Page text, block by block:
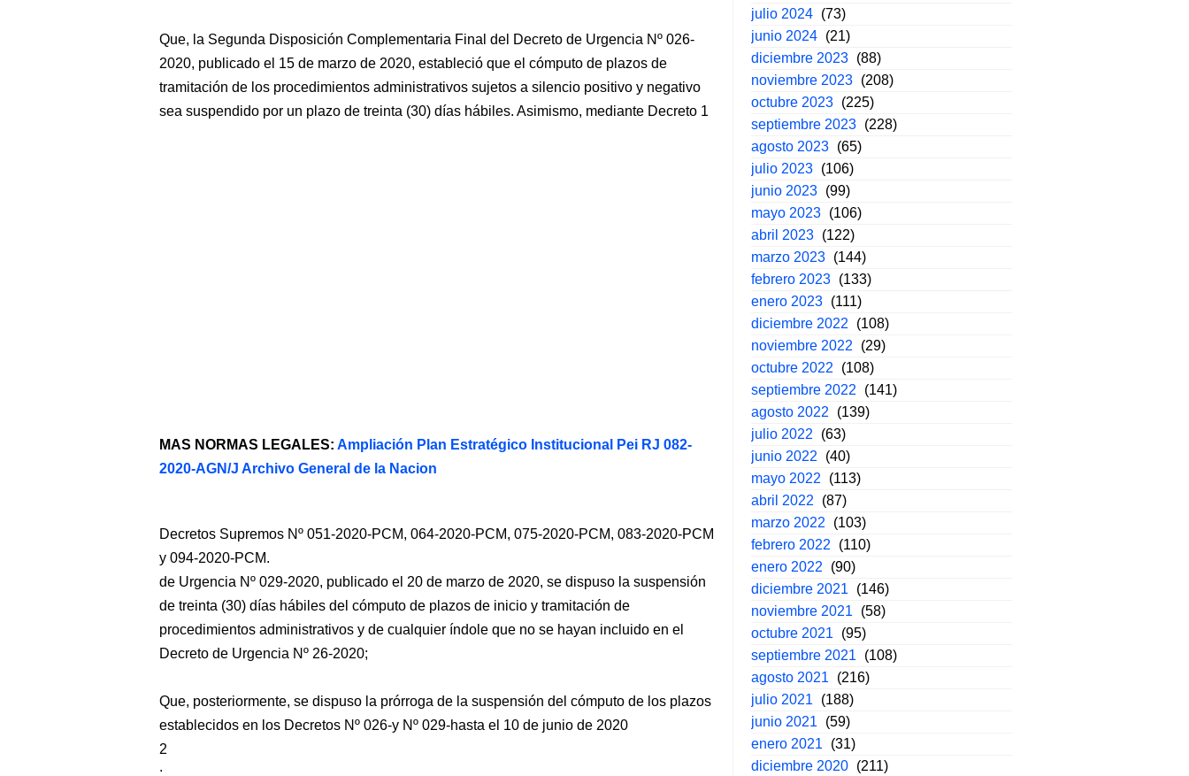
Que, la Segunda Disposición Complementaria Final del Decreto de Urgencia Nº 026-
2020, publicado el 15 de marzo de 2020, estableció que el cómputo de plazos de
tramitación de los procedimientos administrativos sujetos a silencio positivo y negativo
sea suspendido por un plazo de treinta (30) días hábiles. Asimismo, mediante Decreto 1
MAS NORMAS LEGALES: Ampliación Plan Estratégico Institucional Pei RJ 082-
2020-AGN/J Archivo General de la Nacion
Decretos Supremos Nº 051-2020-PCM, 064-2020-PCM, 075-2020-PCM, 083-2020-PCM
y 094-2020-PCM.
de Urgencia Nº 029-2020, publicado el 20 de marzo de 2020, se dispuso la suspensión
de treinta (30) días hábiles del cómputo de plazos de inicio y tramitación de
procedimientos administrativos y de cualquier índole que no se hayan incluido en el
Decreto de Urgencia Nº 26-2020;
Que, posteriormente, se dispuso la prórroga de la suspensión del cómputo de los plazos
establecidos en los Decretos Nº 026-y Nº 029-hasta el 10 de junio de 2020
2
;
julio 2024 (73)
junio 2024 (21)
diciembre 2023 (88)
noviembre 2023 (208)
octubre 2023 (225)
septiembre 2023 (228)
agosto 2023 (65)
julio 2023 (106)
junio 2023 (99)
mayo 2023 (106)
abril 2023 (122)
marzo 2023 (144)
febrero 2023 (133)
enero 2023 (111)
diciembre 2022
(108)
noviembre 2022
(29)
octubre 2022
(108)
septiembre 2022
(141)
agosto 2022
(139)
julio 2022
(63)
junio 2022
(40)
mayo 2022
(113)
abril 2022
(87)
marzo 2022
(103)
febrero 2022
(110)
enero 2022
(90)
diciembre 2021
(146)
noviembre 2021
(58)
octubre 2021
(95)
septiembre 2021
(108)
agosto 2021
(216)
julio 2021
(188)
junio 2021
(59)
enero 2021
(31)
diciembre 2020 (211)